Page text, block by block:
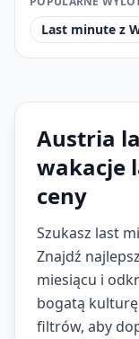
Last minute z
Austria
wakacje
ceny
Szukasz last
Znajdź
miesiącu i
bogatą
filtrów, aby